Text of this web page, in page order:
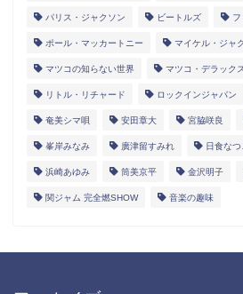
パリス・ジャクソン ビートルズ
ポール・マッカートニー マイケル・ジャ
マツコの知らない世界 マツコ・デラックス
リトル・リチャード ロックインジャパン
奄美シマ唄 安田章大 宮脇咲良
峯岸みなみ 廣津留すみれ 日食なつ
浜崎あゆみ 筒美京平 金沢明子
関ジャム 完全燃SHOW 音楽の趣味